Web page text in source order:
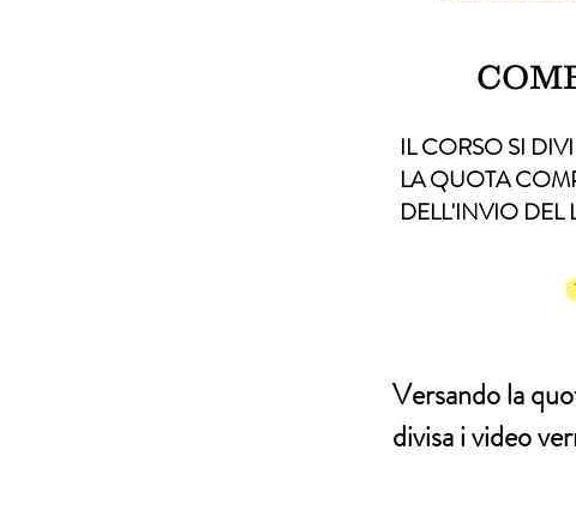
IL CORSO SI
LA QUOTA
DELL'INVIO DEL
Versando la
divisa i video